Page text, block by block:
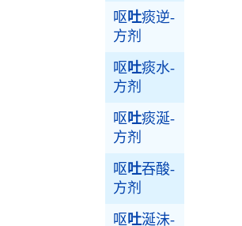
呕吐痰逆-
方剂
呕吐痰水-
方剂
呕吐痰涎-
方剂
呕吐吞酸-
方剂
呕吐涎沫-